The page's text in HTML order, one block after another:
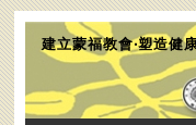
建立蒙福教會‧塑造健